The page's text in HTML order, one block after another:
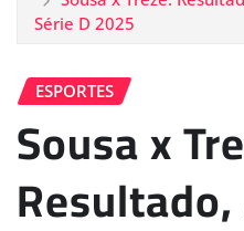
Série D 2025
ESPORTES
Sousa x